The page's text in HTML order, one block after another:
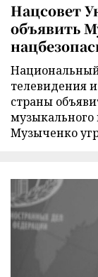
Нацсовет
объявить
телевидения
страны
Музыченко